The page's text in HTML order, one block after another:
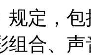
规定，
组合、